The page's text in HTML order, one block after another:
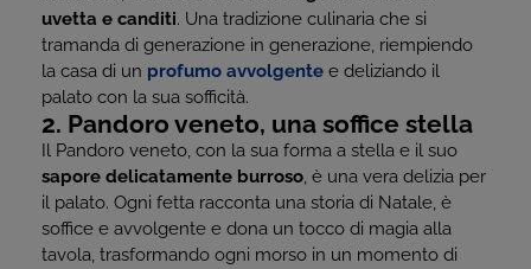
uvetta e canditi. Una tradizione culinaria che si
tramanda di generazione in generazione, riempiendo
la casa di un profumo avvolgente e deliziando il
palato con la sua sofficità.
2. Pandoro veneto, una soffice stella
Il Pandoro veneto, con la sua forma a stella e il suo
sapore delicatamente burroso, è una vera delizia per
il palato. Ogni fetta racconta una storia di Natale, è
soffice e avvolgente e dona un tocco di magia alla
tavola, trasformando ogni morso in un momento di